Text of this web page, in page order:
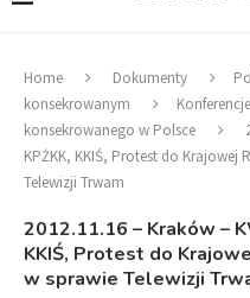
Home Dokumenty
konsekrowanym
konsekrowanego w Polsce
KPŻKK, KKIŚ, Protest do Krajowej
Telewizji Trwam
2012.11.16 – Kraków –
KKIŚ, Protest do
w sprawie Telewizji